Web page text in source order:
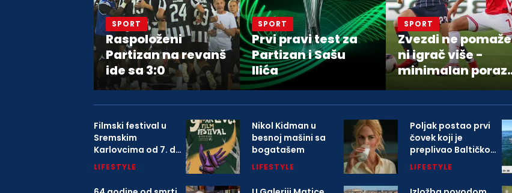
SPORT
Raspoloženi
Partizan na revanš
ide sa 3:0
SPORT
Prvi pravi test za
Partizan i Sašu
Ilića
SPORT
Zvezdi ne pomaže
ni igrač više -
minimalan poraz
od Hapoela
Filmski festival u
Sremskim
Karlovcima od 7. do
9. avgusta
LIFESTYLE
Nikol Kidman u
besnoj mašini sa
bogatašem
LIFESTYLE
Poljak postao prvi
čovek koji je
preplivao Baltičko
more
LIFESTYLE